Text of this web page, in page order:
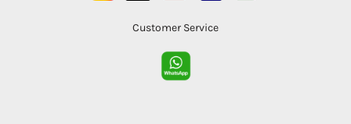
Customer Service